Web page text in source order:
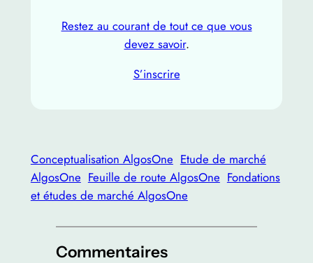
Restez au courant de tout ce que vous
devez savoir.
S’inscrire
Conceptualisation AlgosOne Etude de marché
AlgosOne Feuille de route AlgosOne Fondations
et études de marché AlgosOne
Commentaires